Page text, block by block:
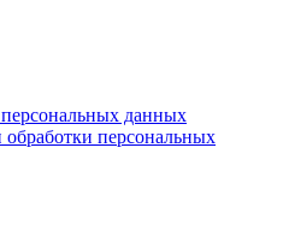
данных
персональных